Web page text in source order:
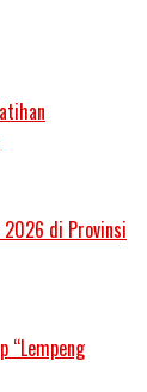
di Provinsi
“Lempeng